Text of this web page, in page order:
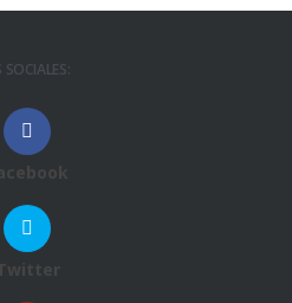
SOCIALES:
Twitter